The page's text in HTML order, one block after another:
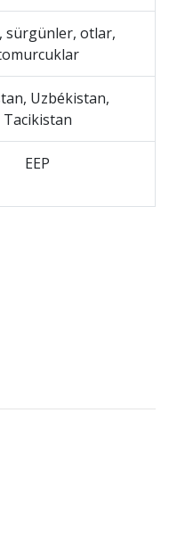
sürgünler, otlar,
Uzbékistan,
Tacikistan
EEP